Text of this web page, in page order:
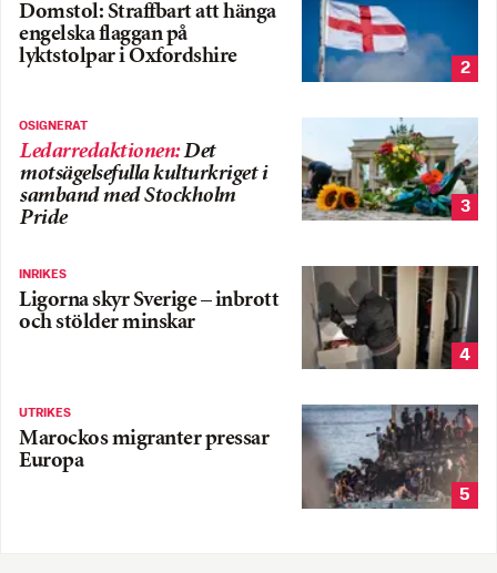
Domstol: Straffbart att hänga
engelska flaggan på
lyktstolpar i Oxfordshire
2
OSIGNERAT
Ledarredaktionen:Det
motsägelsefulla kulturkriget i
samband med Stockholm
Pride
3
INRIKES
Ligorna skyr Sverige – inbrott
och stölder minskar
4
UTRIKES
Marockos migranter pressar
Europa
5